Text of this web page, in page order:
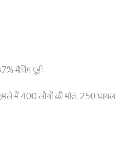
मैपिंग पूरी
में 400 लोगों की मौत, 250 घायल